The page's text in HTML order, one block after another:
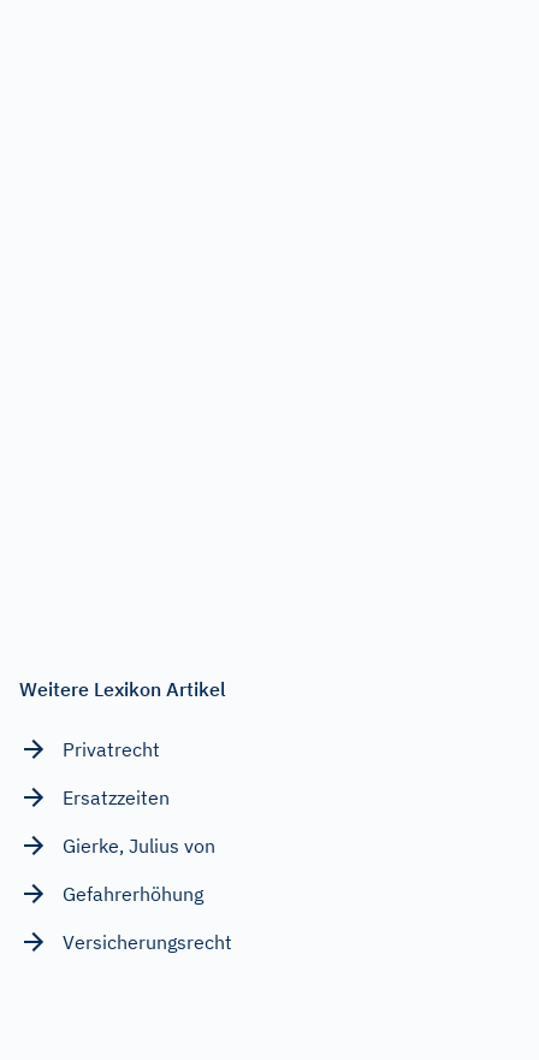
Weitere Lexikon Artikel
Privatrecht
Ersatzzeiten
Gierke, Julius von
Gefahrerhöhung
Versicherungsrecht